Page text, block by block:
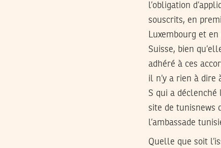
l’obligation
souscrits, en
Luxembourg et
Suisse, bien
adhéré à ces
il n’y a rien à dire
S qui a
site de tunisnews
l’ambassade
Quelle que soit